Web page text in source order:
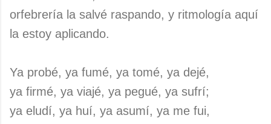
orfebrería la salvé raspando, y ritmología aquí
la estoy aplicando.
Ya probé, ya fumé, ya tomé, ya dejé,
ya firmé, ya viajé, ya pegué, ya sufrí;
ya eludí, ya huí, ya asumí, ya me fui,